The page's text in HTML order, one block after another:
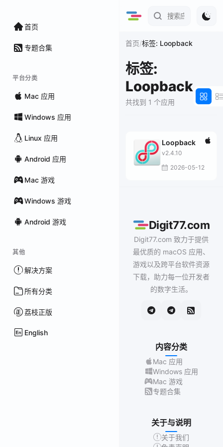
首页
专题合集
平台分类
Mac 应用
Windows 应用
Linux 应用
Android 应用
Mac 游戏
Windows 游戏
Android 游戏
其他
解决方案
所有分类
荔枝正版
English
首页/标签: Loopback
标签:
Loopback
共找到 1 个应用
Loopback
v2.4.10
2026-05-12
Digit77.com
Digit77.com 致力于提供
最优质的 macOS 应用、
游戏以及跨平台软件资源
下载，助力每一位开发者
的数字生活。
内容分类
Mac 应用
Windows 应用
Mac 游戏
专题合集
关于与说明
关于我们